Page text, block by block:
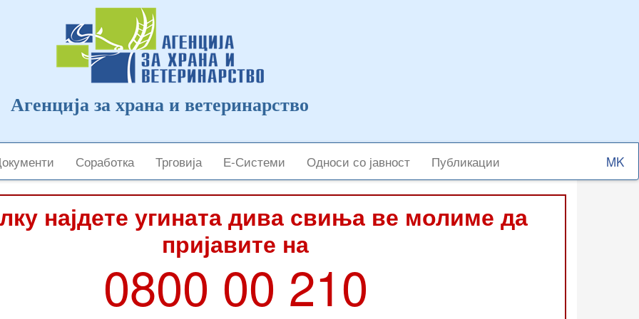
Агенција за храна и ветеринарство
Соработка Трговија Е-Системи Односи со јавност Публикации
Select
your
најдете угината дива свиња ве молиме да
пријавите на
0800 00 210